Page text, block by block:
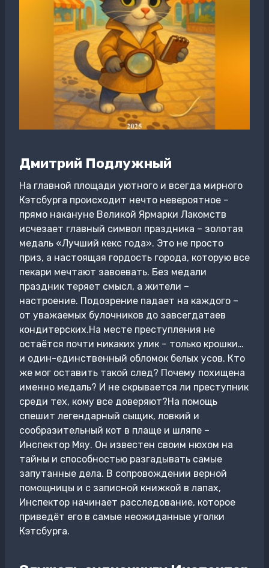
Дмитрий Подлужный
На главной площади уютного и всегда мирного
Кэтсбурга происходит нечто невероятное –
прямо накануне Великой Ярмарки Лакомств
исчезает главный символ праздника – золотая
медаль «Лучший кекс года». Это не просто
приз, а настоящая гордость города, которую все
пекари мечтают завоевать. Без медали
праздник теряет смысл, а жители –
настроение. Подозрение падает на каждого –
от уважаемых булочников до завсегдатаев
кондитерских.На месте преступления не
остаётся почти никаких улик – только крошки…
и один-единственный обломок белых усов. Кто
же мог оставить такой след? Почему похищена
именно медаль? И не скрывается ли преступник
среди тех, кому все доверяют?На помощь
спешит легендарный сыщик, ловкий и
сообразительный кот в плаще и шляпе –
Инспектор Мяу. Он известен своим нюхом на
тайны и способностью разгадывать самые
запутанные дела. В сопровождении верной
помощницы и с записной книжкой в лапах,
Инспектор начинает расследование, которое
приведёт его в самые неожиданные уголки
Кэтсбурга.